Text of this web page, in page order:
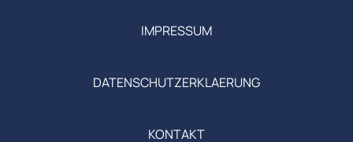
IMPRESSUM
DATENSCHUTZERKLAERUNG
KONTAKT